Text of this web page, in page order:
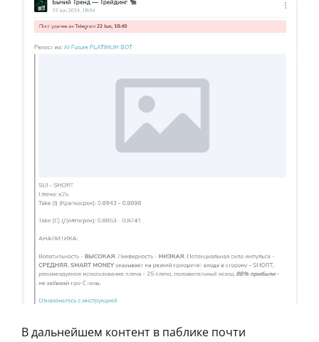
В дальнейшем контент в паблике почти